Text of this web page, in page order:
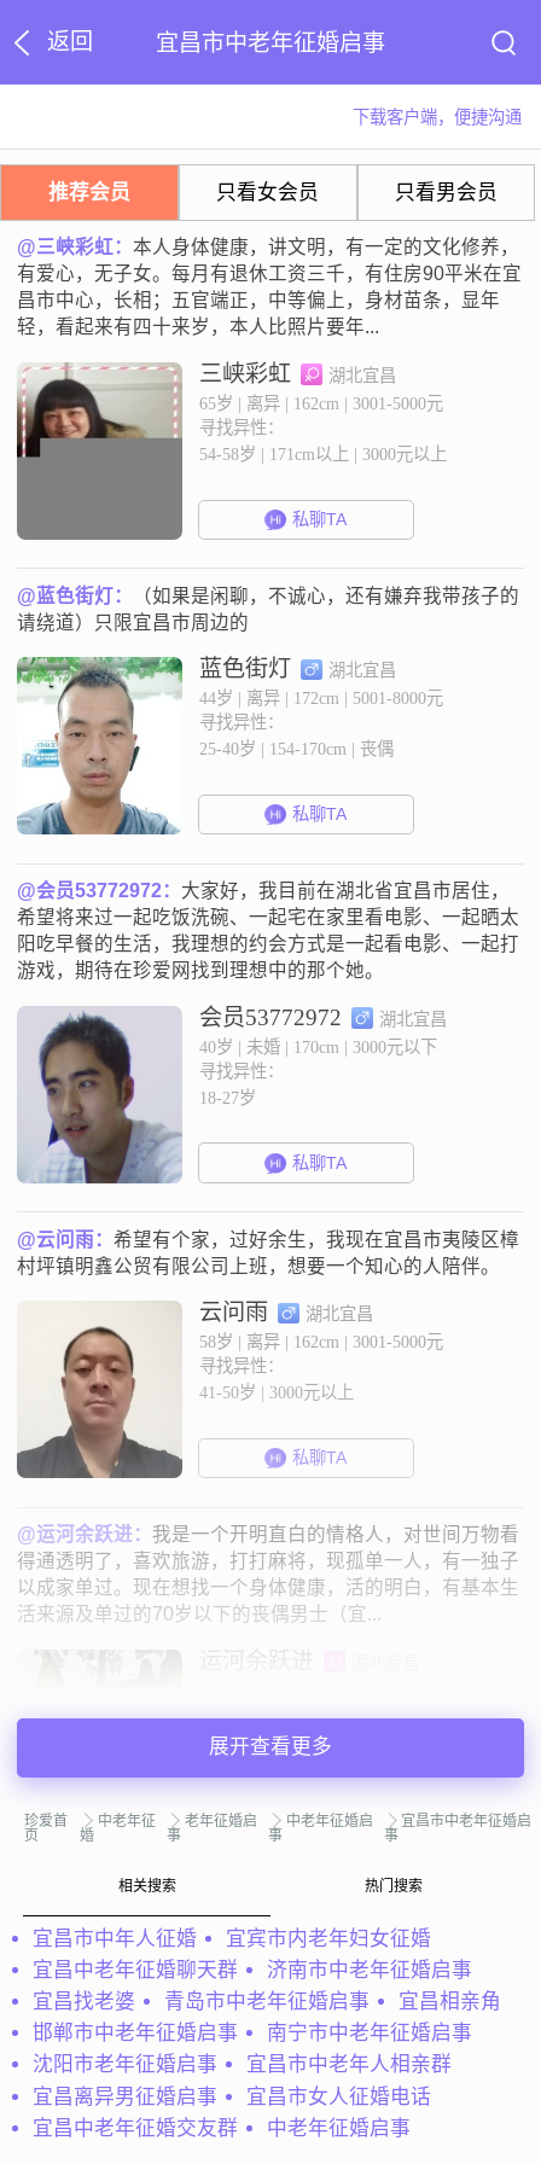
返回 宜昌市中老年征婚启事
下载客户端，便捷沟通
推荐会员 只看女会员 只看男会员
@三峡彩虹：本人身体健康，讲文明，有一定的文化修养，
有爱心，无子女。每月有退休工资三千，有住房90平米在宜
昌市中心，长相；五官端正，中等偏上，身材苗条，显年
轻，看起来有四十来岁，本人比照片要年...
三峡彩虹
湖北宜昌
65岁 | 离异 | 162cm | 3001-5000元
寻找异性：
54-58岁 | 171cm以上 | 3000元以上
私聊TA
@蓝色街灯：
（如果是闲聊，不诚心，还有嫌弃我带孩子的
请绕道）只限宜昌市周边的
蓝色街灯
湖北宜昌
44岁 | 离异 | 172cm | 5001-8000元
寻找异性：
25-40岁 | 154-170cm | 丧偶
私聊TA
@会员53772972： 大家好，我目前在湖北省宜昌市居住，
希望将来过一起吃饭洗碗、一起宅在家里看电影、一起晒太
阳吃早餐的生活，我理想的约会方式是一起看电影、一起打
游戏，期待在珍爱网找到理想中的那个她。
会员53772972
湖北宜昌
40岁 | 未婚 | 170cm | 3000元以下
寻找异性：
18-27岁
私聊TA
@云问雨：希望有个家，过好余生，我现在宜昌市夷陵区樟
村坪镇明鑫公贸有限公司上班，想要一个知心的人陪伴。
云问雨
湖北宜昌
58岁 | 离异 | 162cm | 3001-5000元
寻找异性：
41-50岁 | 3000元以上
私聊TA
@运河余跃进： 我是一个开明直白的情格人，对世间万物看
得通透明了，喜欢旅游，打打麻将，现孤单一人，有一独子
以成家单过。现在想找一个身体健康，活的明白，有基本生
活来源及单过的70岁以下的丧偶男士（宜...
寻找异性：
59-73岁 | 3000元以上
希望那个找到真爱，对方无子女负担优先，有房，
蝶儿
湖北宜昌
59岁 | 离异 | 165cm | 3000元以下
寻找异性：
44-54岁 | 3000元以上
私聊TA
展开查看更多
珍爱首
页
中老年征
婚
老年征婚启
事
中老年征婚启
事
宜昌市中老年征婚启
事
相关搜索 热门搜索
宜昌市中年人征婚
宜宾市内老年妇女征婚
宜昌中老年征婚聊天群
济南市中老年征婚启事
宜昌找老婆
青岛市中老年征婚启事
宜昌相亲角
邯郸市中老年征婚启事
南宁市中老年征婚启事
沈阳市老年征婚启事
宜昌市中老年人相亲群
宜昌离异男征婚启事
宜昌市女人征婚电话
宜昌中老年征婚交友群
中老年征婚启事